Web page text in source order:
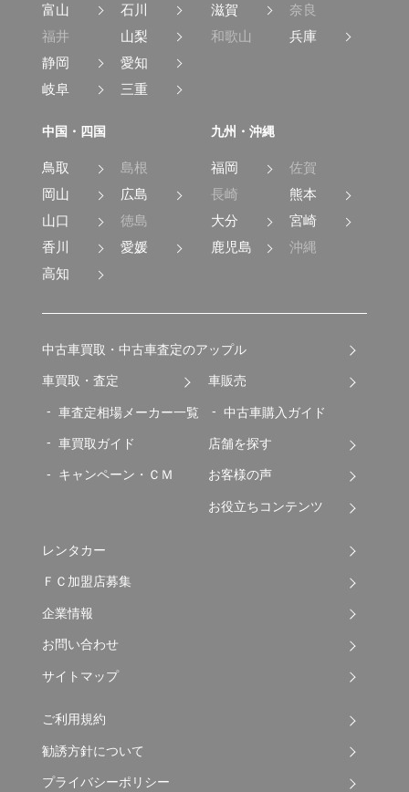
富山
石川
福井
山梨
静岡
愛知
岐阜
三重
滋賀
奈良
和歌山
兵庫
中国・四国
鳥取
島根
岡山
広島
山口
徳島
香川
愛媛
高知
九州・沖縄
福岡
佐賀
長崎
熊本
大分
宮崎
鹿児島
沖縄
中古車買取・中古車査定のアップル
車買取・査定
車査定相場メーカー一覧
車買取ガイド
キャンペーン・ＣＭ
車販売
中古車購入ガイド
店舗を探す
お客様の声
お役立ちコンテンツ
レンタカー
ＦＣ加盟店募集
企業情報
お問い合わせ
サイトマップ
ご利用規約
勧誘方針について
プライバシーポリシー